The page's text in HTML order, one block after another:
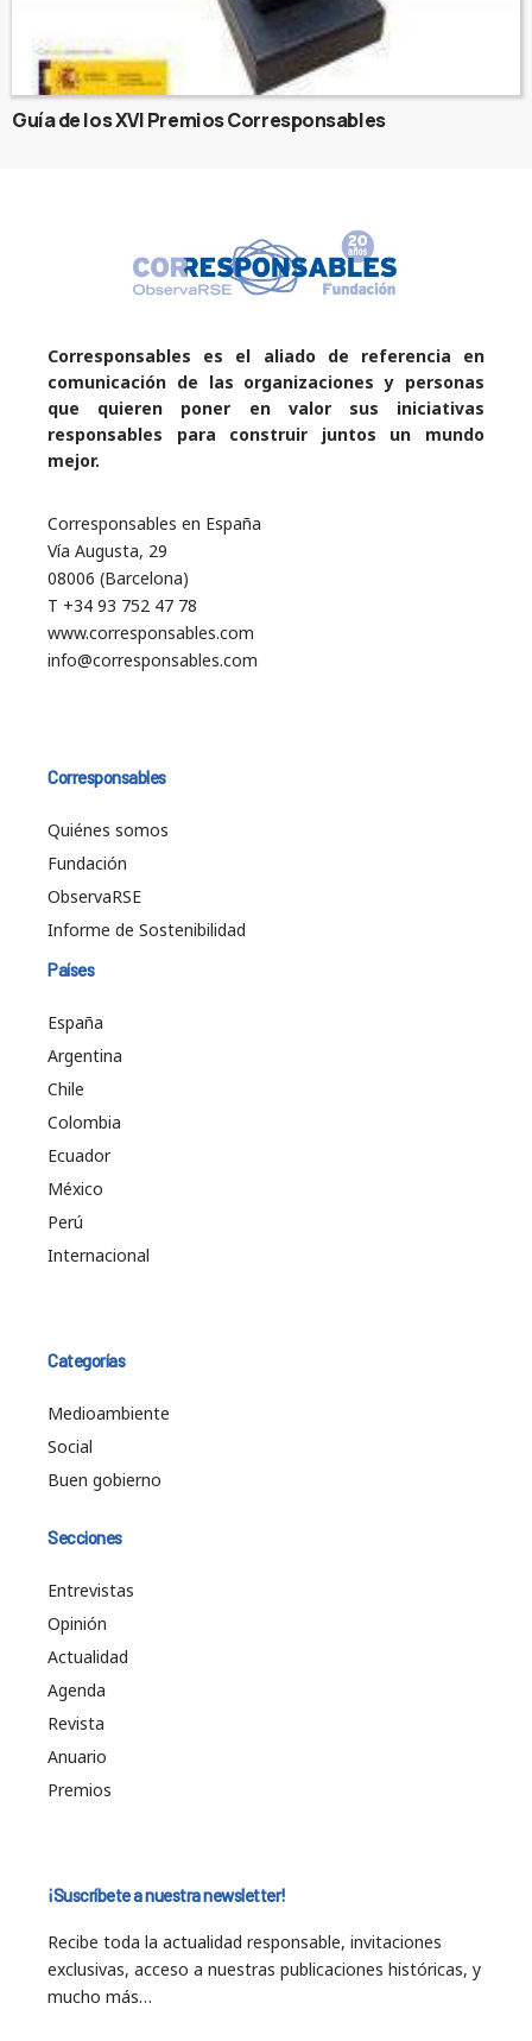
Guía de los XVI Premios Corresponsables
Corresponsables es el aliado de referencia en
comunicación de las organizaciones y personas
que quieren poner en valor sus iniciativas
responsables para construir juntos un mundo
mejor.
Corresponsables en España
Vía Augusta, 29
08006 (Barcelona)
T +34 93 752 47 78
www.corresponsables.com
info@corresponsables.com
Corresponsables
Quiénes somos
Fundación
ObservaRSE
Informe de Sostenibilidad
Países
España
Argentina
Chile
Colombia
Ecuador
México
Perú
Internacional
Categorías
Medioambiente
Social
Buen gobierno
Secciones
Entrevistas
Opinión
Actualidad
Agenda
Revista
Anuario
Premios
¡Suscríbete a nuestra newsletter!
Recibe toda la actualidad responsable, invitaciones
exclusivas, acceso a nuestras publicaciones históricas, y
mucho más…